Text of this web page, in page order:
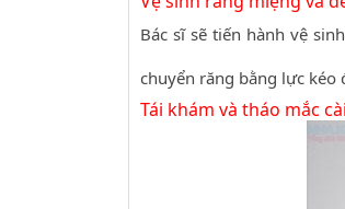
Bác sĩ sẽ tiến hành vệ
chuyển răng bằng lực
Tái khám và tháo mắc cài